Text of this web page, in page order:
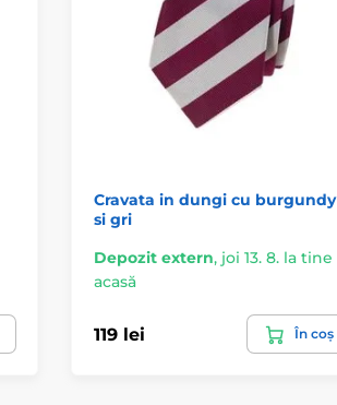
Cravata in dungi cu burgundy
si gri
Depozit extern, joi 13. 8. la tine
acasă
119 lei În coș